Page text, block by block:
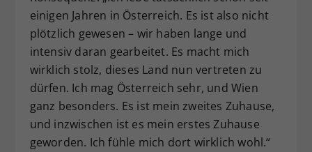
einigen Jahren in Österreich. Es ist also nicht
plötzlich gewesen – wir haben lange und
intensiv daran gearbeitet. Es macht mich
wirklich stolz, dieses Land nun vertreten zu
dürfen. Ich mag Österreich sehr, und Wien
ganz besonders. Es ist mein zweites Zuhause,
und inzwischen ist es mein erstes Zuhause
geworden. Ich fühle mich dort wirklich wohl.“